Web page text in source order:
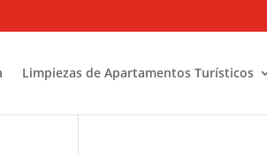
Limpiezas de Apartamentos Turísticos